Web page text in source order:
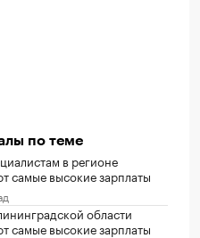
по теме
в регионе
самые высокие зарплаты
области
самые высокие зарплаты